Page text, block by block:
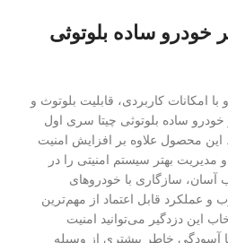
خودرو ساده بلوتوثی
با امکانات کاربردی، قابلیت بلوتوث و
ساده بلوتوثی چیتا سری اول
این محصول علاوه بر افزایش امنیت
مدیریت بهتر سیستم امنیتی را در
آسان، سازگاری با خودروهای
عملکرد قابل اعتماد از مهم‌ترین
این دزدگیر می‌توانید امنیت
آسودگی خاطر بیشتری از وسیله